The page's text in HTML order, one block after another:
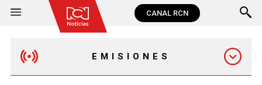
CANAL RCN
EMISIONES